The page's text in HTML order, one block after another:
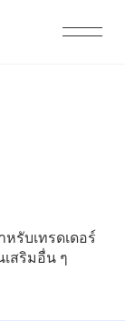
รับเทรดเดอร์
สริมอื่น ๆ